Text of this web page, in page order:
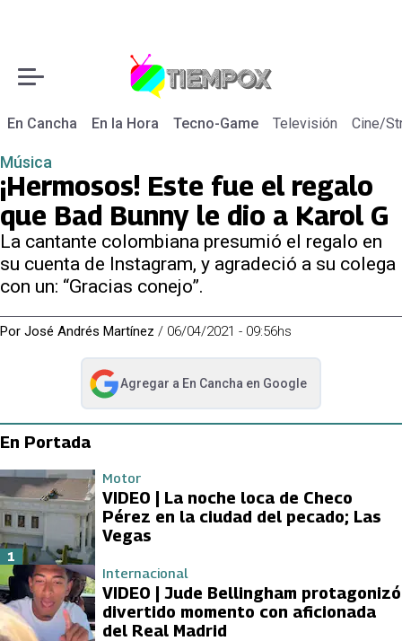
En Cancha En la Hora Tecno-Game Televisión Cine/
Música
¡Hermosos! Este fue el regalo
que Bad Bunny le dio a Karol G
La cantante colombiana presumió el regalo en
su cuenta de Instagram, y agradeció a su colega
con un: “Gracias conejo”.
Por José Andrés Martínez / 06/04/2021 - 09:56hs
Agregar a En Cancha en Google
abre en nueva pestaña
En Portada
Motor
VIDEO | La noche loca de Checo
Pérez en la ciudad del pecado; Las
Vegas
1
Internacional
VIDEO | Jude Bellingham protagonizó
divertido momento con aficionada
del Real Madrid